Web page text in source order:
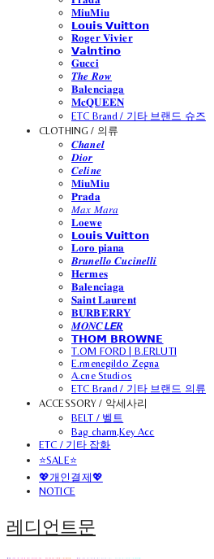
𝐌𝐢𝐮𝐌𝐢𝐮
𝗟𝗼𝘂𝗶𝘀 𝗩𝘂𝗶𝘁𝘁𝗼𝗻
𝐑𝐨𝐠𝐞𝐫 𝐕𝐢𝐯𝐢𝐞𝐫
𝗩𝗮𝗹𝗻𝘁𝗶𝗻𝗼
𝐆𝐮𝐜𝐜𝐢
𝑻𝒉𝒆 𝑹𝒐𝒘
𝐁𝐚𝐥𝐞𝐧𝐜𝐢𝐚𝐠𝐚
𝐌𝐜𝐐𝐔𝐄𝐄𝐍
ETC Brand / 기타 브랜드 슈즈
CLOTHING / 의류
𝑪𝒉𝒂𝒏𝒆𝒍
𝑫𝒊𝒐𝒓
𝑪𝒆𝒍𝒊𝒏𝒆
𝐌𝐢𝐮𝐌𝐢𝐮
𝐏𝐫𝐚𝐝𝐚
𝑀𝑎𝑥 𝑀𝑎𝑟𝑎
𝐋𝐨𝐞𝐰𝐞
𝗟𝗼𝘂𝗶𝘀 𝗩𝘂𝗶𝘁𝘁𝗼𝗻
𝐋𝐨𝐫𝐨 𝐩𝐢𝐚𝐧𝐚
𝑩𝒓𝒖𝒏𝒆𝒍𝒍𝒐 𝑪𝒖𝒄𝒊𝒏𝒆𝒍𝒍𝒊
𝐇𝐞𝐫𝐦𝐞𝐬
𝐁𝐚𝐥𝐞𝐧𝐜𝐢𝐚𝐠𝐚
𝐒𝐚𝐢𝐧𝐭 𝐋𝐚𝐮𝐫𝐞𝐧𝐭
𝐁𝐔𝐑𝐁𝐄𝐑𝐑𝐘
𝑴𝑶𝑵𝑪𝙇𝙀𝑹
𝗧𝗛𝗢𝗠 𝗕𝗥𝗢𝗪𝗡𝗘
T.OM FORD | B.ERLUTI
E.rmenegildo Zegna
A.cne Studios
ETC Brand / 기타 브랜드 의류
ACCESSORY / 악세사리
BELT / 벨트
Bag charm,Key Acc
ETC / 기타 잡화
⭐SALE⭐
💖개인결제💖
NOTICE
레디언트문